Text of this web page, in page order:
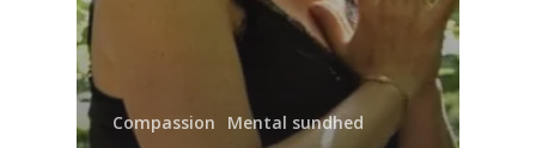
Compassion
Mental sundhed